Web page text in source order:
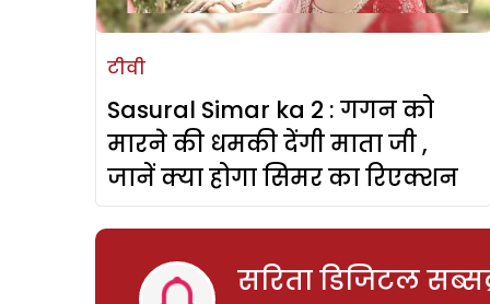
टीवी
Sasural Simar ka 2 : गगन को
मारने की धमकी देंगी माता जी ,
जानें क्या होगा सिमर का रिएक्शन
सरिता डिजिटल